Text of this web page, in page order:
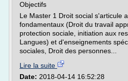
Objectifs
Le Master 1 Droit social s'articule
fondamentaux (Droit du travail
protection sociale, initiation aux
Langues) et d'enseignements
sociales, Droit des personnes...
Lire la suite
Date: 2018-04-14 16:52:28